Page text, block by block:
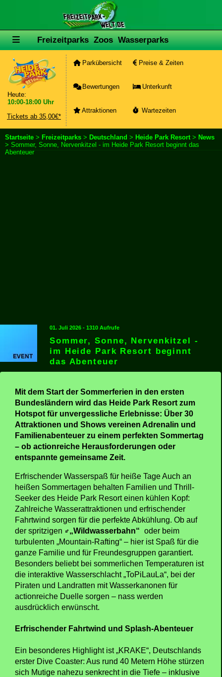
Freizeitparks Zoos Wasserparks
Heute:
10:00-18:00 Uhr
Tickets ab 35,00€*
Parkübersicht Preise & Zeiten
Bewertungen Unterkunft
Attraktionen Wartezeiten
Startseite > Freizeitparks > Deutschland > Heide Park Resort> News
> Sommer, Sonne, Nervenkitzel - im Heide Park Resort beginnt das
Abenteuer
01. Juli 2026 - 1310 Aufrufe
Sommer, Sonne, Nervenkitzel -
im Heide Park Resort beginnt
das Abenteuer
Mit dem Start der Sommerferien in den ersten
Bundesländern wird das Heide Park Resort zum
Hotspot für unvergessliche Erlebnisse: Über 30
Attraktionen und Shows vereinen Adrenalin und
Familienabenteuer zu einem perfekten Sommertag
– ob actionreiche Herausforderungen oder
entspannte gemeinsame Zeit.
Erfrischender Wasserspaß für heiße Tage Auch an
heißen Sommertagen behalten Familien und Thrill-
Seeker des Heide Park Resort einen kühlen Kopf:
Zahlreiche Wasserattraktionen und erfrischender
Fahrtwind sorgen für die perfekte Abkühlung. Ob auf
der spritzigen
„Wildwasserbahn“ oder beim
turbulenten „Mountain-Rafting“ – hier ist Spaß für die
ganze Familie und für Freundesgruppen garantiert.
Besonders beliebt bei sommerlichen Temperaturen ist
die interaktive Wasserschlacht „ToPiLauLa“, bei der
Piraten und Landratten mit Wasserkanonen für
actionreiche Duelle sorgen – nass werden
ausdrücklich erwünscht.
Erfrischender Fahrtwind und Splash-Abenteuer
Ein besonderes Highlight ist „KRAKE“, Deutschlands
erster Dive Coaster: Aus rund 40 Metern Höhe stürzen
sich Mutige nahezu senkrecht in die Tiefe – inklusive